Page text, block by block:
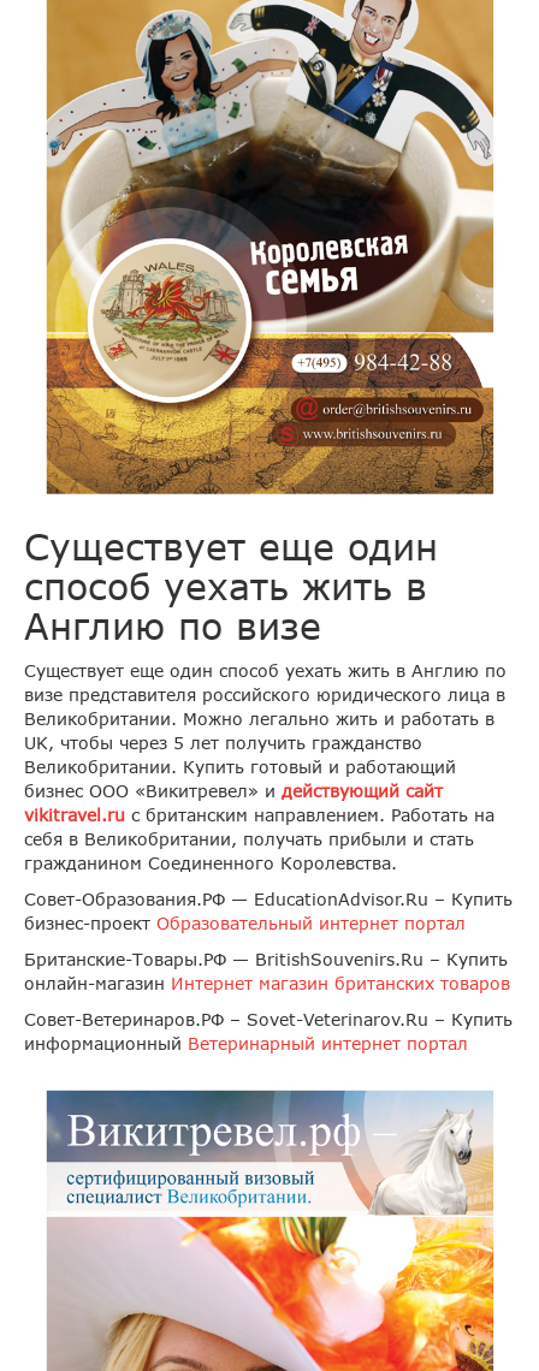
Существует еще один
способ уехать жить в
Англию по визе
Существует еще один способ уехать жить в Англию по
визе представителя российского юридического лица в
Великобритании. Можно легально жить и работать в
UK, чтобы через 5 лет получить гражданство
Великобритании. Купить готовый и работающий
бизнес ООО «Викитревел» и действующий сайт
vikitravel.ru с британским направлением. Работать на
себя в Великобритании, получать прибыли и стать
гражданином Соединенного Королевства.
Совет-Образования.РФ — EducationAdvisor.Ru – Купить
бизнес-проект Образовательный интернет портал
Британские-Товары.РФ — BritishSouvenirs.Ru – Купить
онлайн-магазин Интернет магазин британских товаров
Совет-Ветеринаров.РФ – Sovet-Veterinarov.Ru – Купить
информационный Ветеринарный интернет портал